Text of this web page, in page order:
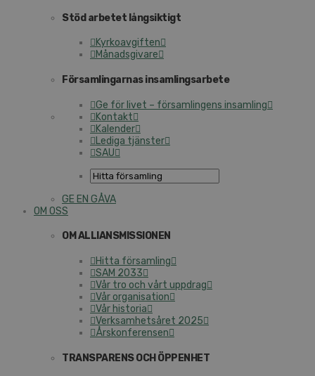
Stöd arbetet långsiktigt
Kyrkoavgiften
Månadsgivare
Församlingarnas insamlingsarbete
Ge för livet – församlingens insamling
Kontakt
Kalender
Lediga tjänster
SAU
GE EN GÅVA
OM OSS
OM ALLIANSMISSIONEN
Hitta församling
SAM 2033
Vår tro och vårt uppdrag
Vår organisation
Vår historia
Verksamhetsåret 2025
Årskonferensen
TRANSPARENS OCH ÖPPENHET